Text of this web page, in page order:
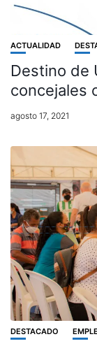
ACTUALIDAD
Destino de
concejales
agosto 17, 2021
DESTACADO